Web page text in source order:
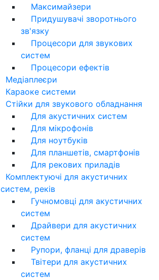
Максимайзери
Придушувачі зворотнього
зв'язку
Процесори для звукових
систем
Процесори ефектів
Медіаплеєри
Караоке системи
Стійки для звукового обладнання
Для акустичних систем
Для мікрофонів
Для ноутбуків
Для планшетів, смартфонів
Для рекових приладів
Комплектуючі для акустичних
систем, реків
Гучномовці для акустичних
систем
Драйвери для акустичних
систем
Рупори, фланці для драверів
Твітери для акустичних
систем